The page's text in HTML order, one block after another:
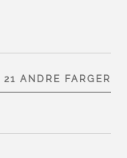
21 ANDRE FARGER